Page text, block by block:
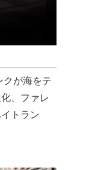
クが海をテ
、ファレ
トラン